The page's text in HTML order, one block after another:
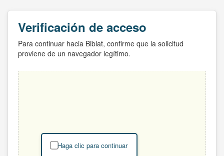
Verificación de acceso
Para continuar hacia Biblat, confirme que la solicitud
proviene de un navegador legítimo.
Haga clic para continuar